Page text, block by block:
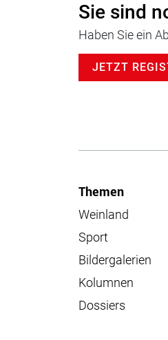
Sie sind
Haben Sie ein
JETZT
Themen
Weinland
Sport
Bildergalerien
Kolumnen
Dossiers